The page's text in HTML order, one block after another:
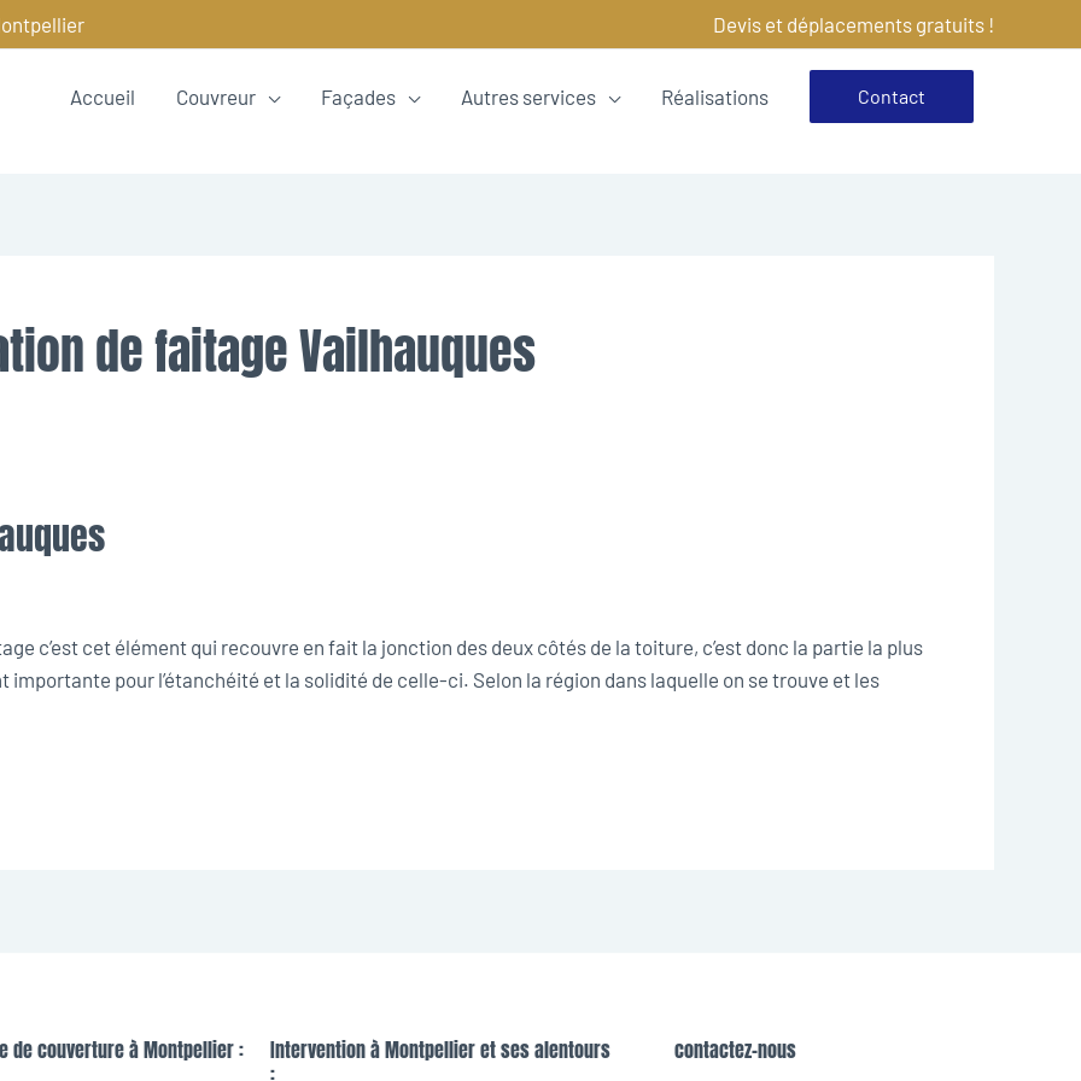
Devis et déplacements gratuits !
Accueil Couvreur Façades Autres services Réalisations Contact
de faitage Vailhauques
c’est cet élément qui recouvre en fait la jonction des deux côtés de la toiture, c’est donc la partie la plus
pour l’étanchéité et la solidité de celle-ci. Selon la région dans laquelle on se trouve et les
de couverture à Montpellier :
Intervention à Montpellier et ses alentours
:
contactez-nous